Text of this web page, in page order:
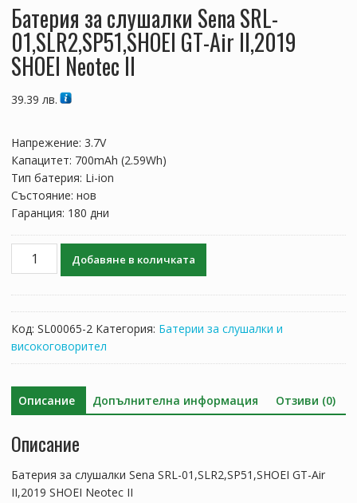
Батерия за слушалки Sena SRL-
01,SLR2,SP51,SHOEI GT-Air II,2019
SHOEI Neotec II
39.39 лв.
Напрежение: 3.7V
Капацитет: 700mAh (2.59Wh)
Тип батерия: Li-ion
Състояние: нов
Гаранция: 180 дни
количество
Sena
GT-
Air
SHOEI
II
Добавяне в количката
Код: SL00065-2 Категория: Батерии за слушалки и
високоговорител
Описание Допълнителна информация Отзиви (0)
Описание
Батерия за слушалки Sena SRL-01,SLR2,SP51,SHOEI GT-Air
II,2019 SHOEI Neotec II